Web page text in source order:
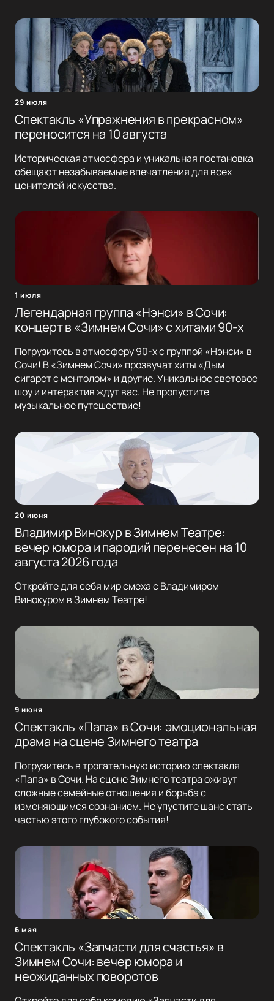
29 июля
Спектакль «Упражнения в прекрасном»
переносится на 10 августа
Историческая атмосфера и уникальная постановка
обещают незабываемые впечатления для всех
ценителей искусства.
1 июля
Легендарная группа «Нэнси» в Сочи:
концерт в «Зимнем Сочи» с хитами 90-х
Погрузитесь в атмосферу 90-х с группой «Нэнси» в
Сочи! В «Зимнем Сочи» прозвучат хиты «Дым
сигарет с ментолом» и другие. Уникальное световое
шоу и интерактив ждут вас. Не пропустите
музыкальное путешествие!
20 июня
Владимир Винокур в Зимнем Театре:
вечер юмора и пародий перенесен на 10
августа 2026 года
Откройте для себя мир смеха с Владимиром
Винокуром в Зимнем Театре!
9 июня
Спектакль «Папа» в Сочи: эмоциональная
драма на сцене Зимнего театра
Погрузитесь в трогательную историю спектакля
«Папа» в Сочи. На сцене Зимнего театра оживут
сложные семейные отношения и борьба с
изменяющимся сознанием. Не упустите шанс стать
частью этого глубокого события!
6 мая
Спектакль «Запчасти для счастья» в
Зимнем Сочи: вечер юмора и
неожиданных поворотов